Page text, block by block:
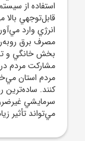
استفاده از
قابل‌توجهي
انرژي وارد
مصرف برق
بخش خانگي و
مشارکت مردم
مردم استان
کنند.
سرمايشي
مي‌تواند تأثير